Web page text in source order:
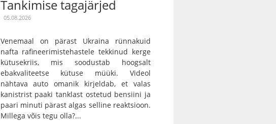
Tankimise tagajärjed
05.08.2026
Venemaal on pärast Ukraina rünnakuid
nafta rafineerimistehastele tekkinud kerge
kütusekriis, mis soodustab hoogsalt
ebakvaliteetse kütuse müüki. Videol
nähtava auto omanik kirjeldab, et valas
kanistrist paaki tanklast ostetud bensiini ja
paari minuti pärast algas selline reaktsioon.
Millega võis tegu olla?...